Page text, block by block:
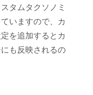
タムタクソノミ
いますので、カ
を追加するとカ
も反映されるの